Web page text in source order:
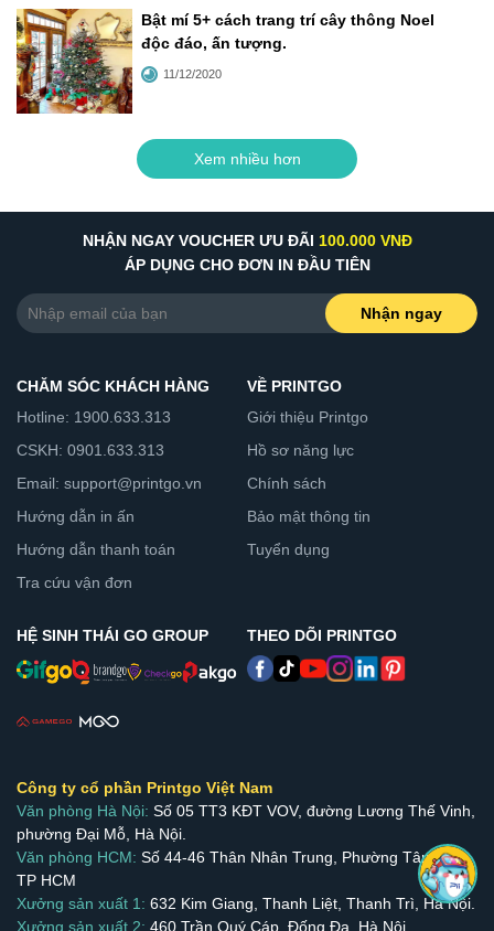
Bật mí 5+ cách trang trí cây thông Noel
độc đáo, ấn tượng.
11/12/2020
Xem nhiều hơn
NHẬN NGAY VOUCHER ƯU ĐÃI 100.000 VNĐ
ÁP DỤNG CHO ĐƠN IN ĐẦU TIÊN
Nhận ngay
CHĂM SÓC KHÁCH HÀNG
Hotline: 1900.633.313
CSKH: 0901.633.313
Email: support@printgo.vn
Hướng dẫn in ấn
Hướng dẫn thanh toán
Tra cứu vận đơn
VỀ PRINTGO
Giới thiệu Printgo
Hồ sơ năng lực
Chính sách
Bảo mật thông tin
Tuyển dụng
HỆ SINH THÁI GO GROUP THEO DÕI PRINTGO
Công ty cổ phần Printgo Việt Nam
Văn phòng Hà Nội: Số 05 TT3 KĐT VOV, đường Lương Thế Vinh,
phường Đại Mỗ, Hà Nội.
Văn phòng HCM: Số 44-46 Thân Nhân Trung, Phường Tân Bình,
TP HCM
Xưởng sản xuất 1: 632 Kim Giang, Thanh Liệt, Thanh Trì, Hà Nội.
Xưởng sản xuất 2: 460 Trần Quý Cáp, Đống Đa, Hà Nội.